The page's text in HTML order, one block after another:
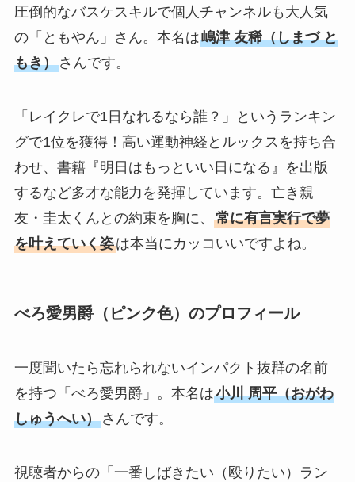
圧倒的なバスケスキルで個人チャンネルも大人気
の「ともやん」さん。本名は嶋津 友稀（しまづ と
もき）さんです。
「レイクレで1日なれるなら誰？」というランキン
グで1位を獲得！高い運動神経とルックスを持ち合
わせ、書籍『明日はもっといい日になる』を出版
するなど多才な能力を発揮しています。亡き親
友・圭太くんとの約束を胸に、 常に有言実行で夢
を叶えていく姿は本当にカッコいいですよね。
べろ愛男爵（ピンク色）のプロフィール
一度聞いたら忘れられないインパクト抜群の名前
を持つ「べろ愛男爵」。本名は小川 周平（おがわ
しゅうへい）さんです。
視聴者からの「一番しばきたい（殴りたい）ラン